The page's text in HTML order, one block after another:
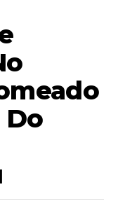
Do